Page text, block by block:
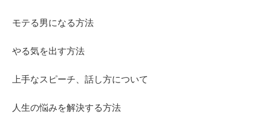
モテる男になる方法
やる気を出す方法
上手なスピーチ、話し方について
人生の悩みを解決する方法